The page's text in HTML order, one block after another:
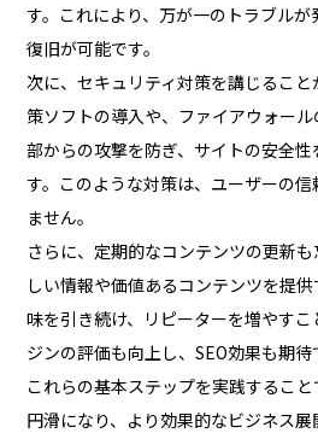
す。これにより、万が一のトラブル
復旧が可能です。
次に、セキュリティ対策を講じるこ
策ソフトの導入や、ファイアウォー
部からの攻撃を防ぎ、サイトの安全
す。このような対策は、ユーザーの
ません。
さらに、定期的なコンテンツの更新
しい情報や価値あるコンテンツを提
味を引き続け、リピーターを増やす
ジンの評価も向上し、SEO効果も期待
これらの基本ステップを実践するこ
円滑になり、より効果的なビジネス